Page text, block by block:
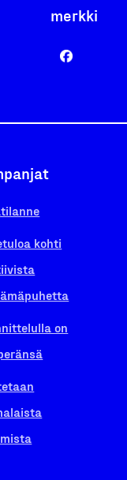
merkki
kohti
on